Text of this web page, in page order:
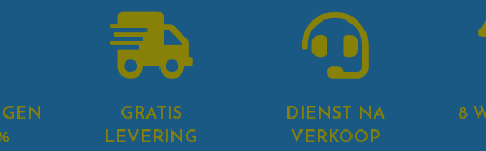
GRATIS
LEVERING
DIENST NA
VERKOOP
8